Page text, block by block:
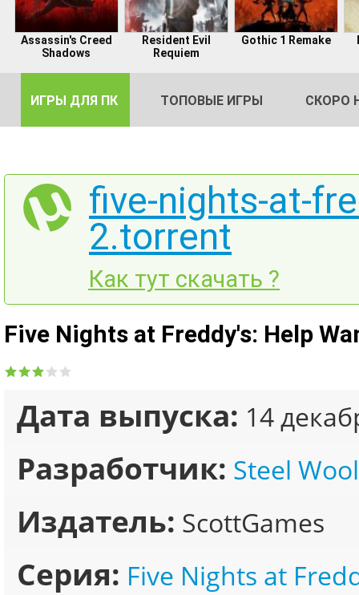
Assassin's Creed
Shadows
Resident Evil
Requiem
Gothic 1 Remake
ИГРЫ ДЛЯ ПК ТОПОВЫЕ ИГРЫ СКОРО
five-nights-at-
2.torrent
Как тут скачать ?
Five Nights at Freddy's: Help
Дата выпуска: 14
Разработчик: Steel
Издатель: ScottGames
Серия: Five Nights at